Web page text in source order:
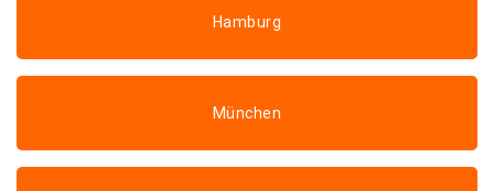
Hamburg
München